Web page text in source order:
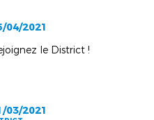
04/2021
le District !
03/2021